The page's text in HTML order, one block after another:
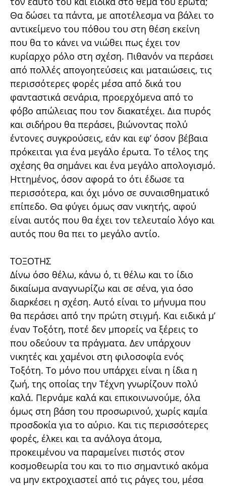
Θα δώσει τα πάντα, με αποτέλεσμα να βάλει το
αντικείμενο του πόθου του στη θέση εκείνη
που θα το κάνει να νιώθει πως έχει τον
κυρίαρχο ρόλο στη σχέση. Πιθανόν να περάσει
από πολλές απογοητεύσεις και ματαιώσεις, τις
περισσότερες φορές μέσα από δικά του
φανταστικά σενάρια, προερχόμενα από το
φόβο απώλειας που τον διακατέχει. Δια πυρός
και σιδήρου θα περάσει, βιώνοντας πολύ
έντονες συγκρούσεις, εάν και εφ’ όσον βέβαια
πρόκειται για ένα μεγάλο έρωτα. Το τέλος της
σχέσης θα σημάνει και ένα μεγάλο απολογισμό.
Ηττημένος, όσον αφορά το ότι έδωσε τα
περισσότερα, και όχι μόνο σε συναισθηματικό
επίπεδο. Θα φύγει όμως σαν νικητής, αφού
είναι αυτός που θα έχει τον τελευταίο λόγο και
αυτός που θα πει το μεγάλο αντίο.
ΤΟΞΟΤΗΣ
Δίνω όσο θέλω, κάνω ό, τι θέλω και το ίδιο
δικαίωμα αναγνωρίζω και σε σένα, για όσο
διαρκέσει η σχέση. Αυτό είναι το μήνυμα που
θα περάσει από την πρώτη στιγμή. Και ειδικά μ’
έναν Τοξότη, ποτέ δεν μπορείς να ξέρεις το
που οδεύουν τα πράγματα. Δεν υπάρχουν
νικητές και χαμένοι στη φιλοσοφία ενός
Τοξότη. Το μόνο που υπάρχει είναι η ίδια η
ζωή, της οποίας την Τέχνη γνωρίζουν πολύ
καλά. Περνάμε καλά και επικοινωνούμε, όλα
όμως στη βάση του προσωρινού, χωρίς καμία
προσδοκία για το αύριο. Και τις περισσότερες
φορές, έλκει και τα ανάλογα άτομα,
προκειμένου να παραμείνει πιστός στον
κοσμοθεωρία του και το πιο σημαντικό ακόμα
να μην εκτροχιαστεί από τις ράγες του, μέσα